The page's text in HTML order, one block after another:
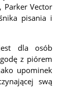
Parker Vector
pisania i
dla osób
z piórem
upominek
swą